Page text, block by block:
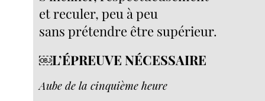
et reculer, peu à peu
sans prétendre être supérieur.
￼L’ÉPREUVE NÉCESSAIRE
Aube de la cinquième heure